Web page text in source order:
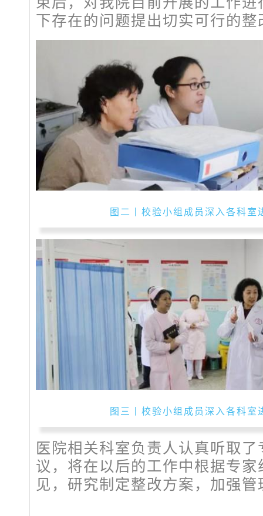
下存在的问题提出切实可行的整
图二丨校验小组成员深入各科室
图三丨校验小组成员深入各科室
医院相关科室负责人认真听取
议，将在以后的工作中根据专
见，研究制定整改方案，加强